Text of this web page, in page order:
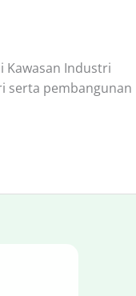
Kawasan Industri
serta pembangunan